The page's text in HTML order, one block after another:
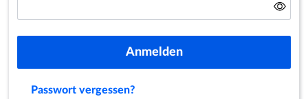
Anmelden
Passwort vergessen?